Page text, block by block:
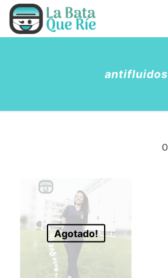
antifluidos
Agotado!